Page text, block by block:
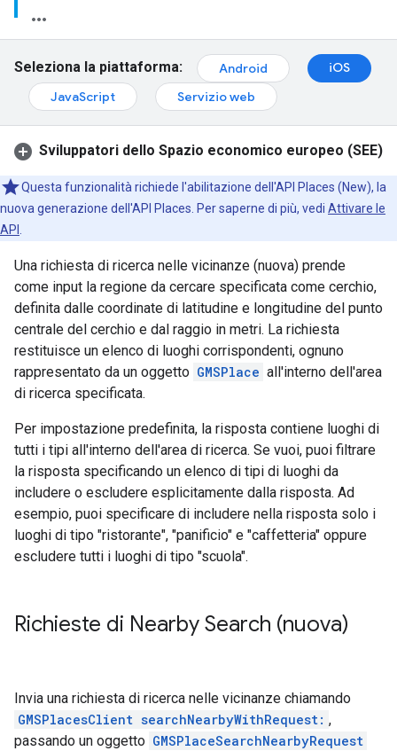
Seleziona la piattaforma: Android
iOS
JavaScript
Servizio web
Sviluppatori dello Spazio economico europeo (SEE)
Questa funzionalità richiede l'abilitazione dell'API Places (New), la
nuova generazione dell'API Places. Per saperne di più, vedi Attivare le
API
Una richiesta di ricerca nelle vicinanze (nuova) prende
come input la regione da cercare specificata come cerchio,
definita dalle coordinate di latitudine e longitudine del punto
centrale del cerchio e dal raggio in metri. La richiesta
restituisce un elenco di luoghi corrispondenti, ognuno
rappresentato da un oggetto GMSPlace all'interno dell'area
di ricerca specificata.
Per impostazione predefinita, la risposta contiene luoghi di
tutti i tipi all'interno dell'area di ricerca. Se vuoi, puoi filtrare
la risposta specificando un elenco di tipi di luoghi da
includere o escludere esplicitamente dalla risposta. Ad
esempio, puoi specificare di includere nella risposta solo i
luoghi di tipo "ristorante", "panificio" e "caffetteria" oppure
escludere tutti i luoghi di tipo "scuola".
Richieste di Nearby Search (nuova)
Invia una richiesta di ricerca nelle vicinanze chiamando
GMSPlacesClient searchNearbyWithRequest: ,
passando un oggetto GMSPlaceSearchNearbyRequest